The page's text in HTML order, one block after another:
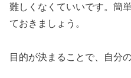
難しくなくていいです。簡
ておきましょう。
目的が決まることで、自分